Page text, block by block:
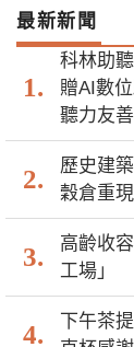
最新新聞
科林助
贈AI數
聽力友
歷史建
穀倉重
高齡收
工場」
下午茶